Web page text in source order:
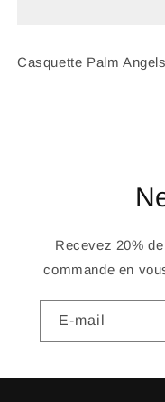
Casquette Palm Angels
Recevez 20%
commande en
E-mail